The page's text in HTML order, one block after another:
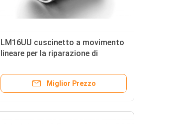
LM16UU cuscinetto a movimento
lineare per la riparazione di
Miglior Prezzo